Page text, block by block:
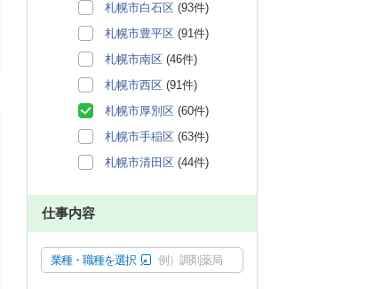
札幌市白石区 (93件)
札幌市豊平区 (91件)
札幌市南区 (46件)
札幌市西区 (91件)
札幌市厚別区 (60件)
札幌市手稲区 (63件)
札幌市清田区 (44件)
仕事内容
業種・職種を選択 例）調剤薬局